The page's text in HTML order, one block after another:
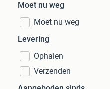
Moet nu weg
Moet nu weg
Levering
Ophalen
Verzenden